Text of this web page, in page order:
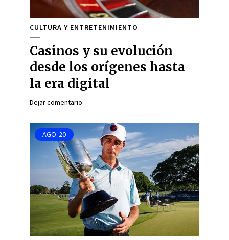
CULTURA Y ENTRETENIMIENTO
Casinos y su evolución
desde los orígenes hasta
la era digital
Dejar comentario
AGO 20